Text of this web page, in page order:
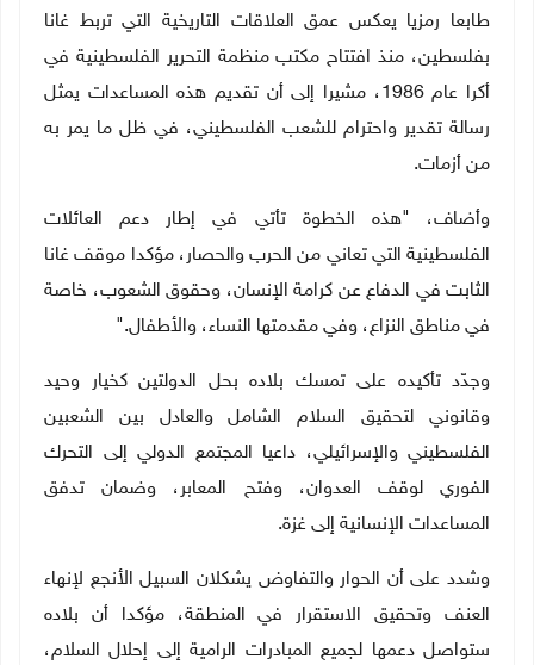
طابعا رمزيا يعكس عمق العلاقات التاريخية التي تربط غانا
بفلسطين، منذ افتتاح مكتب منظمة التحرير الفلسطينية في
أكرا عام 1986، مشيرا إلى أن تقديم هذه المساعدات يمثل
رسالة تقدير واحترام للشعب الفلسطيني، في ظل ما يمر به
من أزمات.
وأضاف، "هذه الخطوة تأتي في إطار دعم العائلات
الفلسطينية التي تعاني من الحرب والحصار، مؤكدا موقف غانا
الثابت في الدفاع عن كرامة الإنسان، وحقوق الشعوب، خاصة
في مناطق النزاع، وفي مقدمتها النساء، والأطفال.
"
وجدّد تأكيده على تمسك بلاده بحل الدولتين كخيار وحيد
وقانوني لتحقيق السلام الشامل والعادل بين الشعبين
الفلسطيني والإسرائيلي، داعيا المجتمع الدولي إلى التحرك
الفوري لوقف العدوان، وفتح المعابر، وضمان تدفق
المساعدات الإنسانية إلى غزة.
وشدد على أن الحوار والتفاوض يشكلان السبيل الأنجع لإنهاء
العنف وتحقيق الاستقرار في المنطقة، مؤكدا أن بلاده
ستواصل دعمها لجميع المبادرات الرامية إلى إحلال السلام،